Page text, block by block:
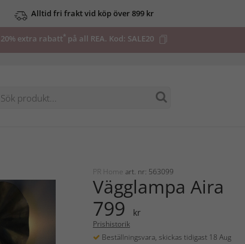
Alltid fri frakt vid köp över 899 kr
20% extra rabatt*på all REA. Kod: SALE20
PR Home art. nr: 563099
Vägglampa Aira
799 kr
Prishistorik
Beställningsvara, skickas tidigast 18 Aug